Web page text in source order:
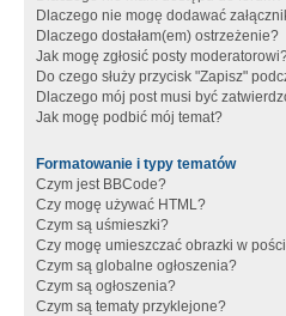
Dlaczego nie mogę dodawać
Dlaczego dostałam(em) ostrzeżenie?
Jak mogę zgłosić posty
Do czego służy przycisk "Zapisz"
Dlaczego mój post musi być
Jak mogę podbić mój temat?
Formatowanie i typy tematów
Czym jest BBCode?
Czy mogę używać HTML?
Czym są uśmieszki?
Czy mogę umieszczać obrazki w
Czym są globalne ogłoszenia?
Czym są ogłoszenia?
Czym są tematy przyklejone?